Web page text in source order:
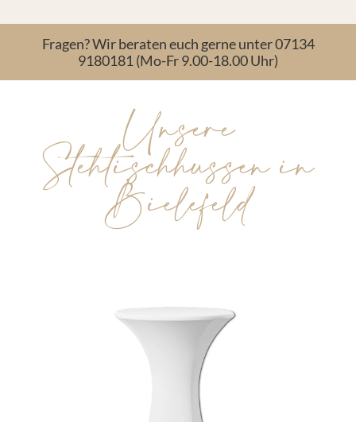
Fragen? Wir beraten euch gerne unter 07134
9180181 (Mo-Fr 9.00-18.00 Uhr)
Unsere
Stehtischhussen in
Bielefeld